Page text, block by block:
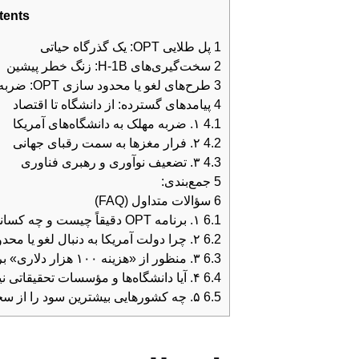
1 پل طلایی OPT: یک گذرگاه حیاتی
2 سخت‌گیری‌های H-1B: زنگ خطر پیشین
3 طرح‌های لغو یا محدود سازی OPT: ضربه نهایی
4 پیامدهای گسترده: از دانشگاه تا اقتصاد
4.1
4.2
4.3 ۳. تضعیف نوآوری و رهبری فناوری
5 جمع‌بندی:
6 سؤالات متداول (FAQ)
6.1
6.2
6.3 ۳. منظور از «هزینه ۱۰۰ هزار دلاری» برای ویزای H-1B چیست؟
6.4
6.5